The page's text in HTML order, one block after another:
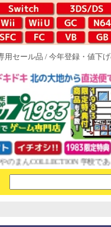
用セール品 / 今年登録・値下
COLLECTION 学校であった